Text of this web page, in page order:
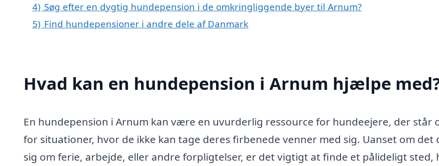
4) Søg efter en dygtig hundepension i de omkringliggende byer til Arnum?
5) Find hundepensioner i andre dele af Danmark
Hvad kan en hundepension i Arnum hjælpe
En hundepension i Arnum kan være en uvurderlig ressource for hundeejere, der står
for situationer, hvor de ikke kan tage deres firbenede venner med sig. Uanset om det
sig om ferie, arbejde, eller andre forpligtelser, er det vigtigt at finde et pålideligt sted,